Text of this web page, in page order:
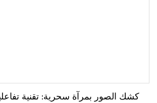
كشك الصور بمرآة سحرية: تقنية